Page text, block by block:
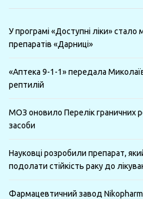
У програмі «Доступні ліки» стало
препаратів «Дарниці»
«Аптека 9-1-1» передала
рептилій
МОЗ оновило Перелік граничних
засоби
Науковці розробили препарат,
подолати стійкість раку до
Фармацевтичний завод